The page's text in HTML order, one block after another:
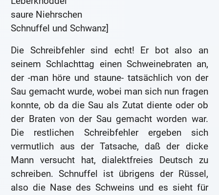
saure Niehrschen
Schnuffel und Schwanz]
Die Schreibfehler sind echt! Er bot also an
seinem Schlachttag einen Schweinebraten an,
der -man höre und staune- tatsächlich von der
Sau gemacht wurde, wobei man sich nun fragen
konnte, ob da die Sau als Zutat diente oder ob
der Braten von der Sau gemacht worden war.
Die restlichen Schreibfehler ergeben sich
vermutlich aus der Tatsache, daß der dicke
Mann versucht hat, dialektfreies Deutsch zu
schreiben. Schnuffel ist übrigens der Rüssel,
also die Nase des Schweins und es sieht für